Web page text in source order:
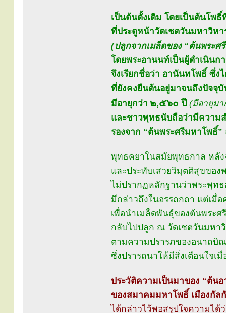
เป็นต้นดั้งเดิม โดยเป็นต้นโพ
ที่ประตูหน้าวัดเชตวันมหาวิหา
(ปลูกจากเมล็ดของ “ต้นพระ
โดยพระอานนท์เป็นผู้ดำเนิน
จึงเรียกชื่อว่า อานันทโพธิ์ ซึ่
ที่ยังคงยืนต้นอยู่มาจนถึงปัจจุ
มีอายุกว่า ๒,๕๖๐ ปี (มีอายุม
และชาวพุทธนับถือว่ามีความ
รองจาก “ต้นพระศรีมหาโพธิ์
พุทธคยาในสมัยพุทธกาล หลั
และประทับเสวยวิมุตติสุขของ
ไม่ปรากฏหลักฐานว่าพระพุท
มีกล่าวถึงในอรรถกถา แต่เมื่
เพื่อนำเมล็ดพันธุ์ของต้นพระศ
กลับไปปลูก ณ วัดเชตวันมหา
ตามความปรารภของอนาถบิ
ซึ่งปรารถนาให้มีสิ่งเตือนใจเ
ประวัติความเป็นมาของ “ต้น
ของสมาคมมหาโพธิ์ เมืองกัล
ได้กล่าวไว้พอสรุปใจความได้